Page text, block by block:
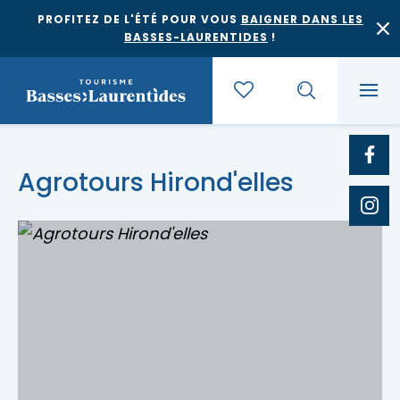
PROFITEZ DE L'ÉTÉ POUR VOUS BAIGNER DANS LES
BASSES-LAURENTIDES !
Quoi faire
Agrotourisme et saveurs régionales
Où dormir
Agrotours Hirond'elles